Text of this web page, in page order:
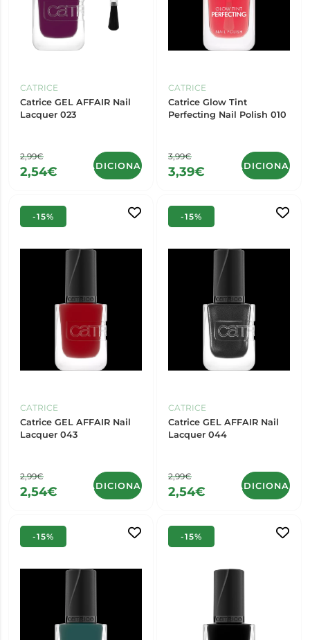
CATRICE
Catrice GEL AFFAIR Nail
Lacquer 023
2,99€
2,54€ ADICIONAR
CATRICE
Catrice Glow Tint
Perfecting Nail Polish 010
3,99€
3,39€ ADICIONAR
-15%
CATRICE
Catrice GEL AFFAIR Nail
Lacquer 043
2,99€
2,54€ ADICIONAR
-15%
CATRICE
Catrice GEL AFFAIR Nail
Lacquer 044
2,99€
2,54€ ADICIONAR
-15% -15%